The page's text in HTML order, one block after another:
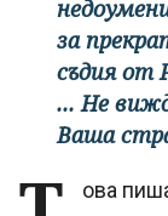
за
съдия от
... Не
Ваша
ова